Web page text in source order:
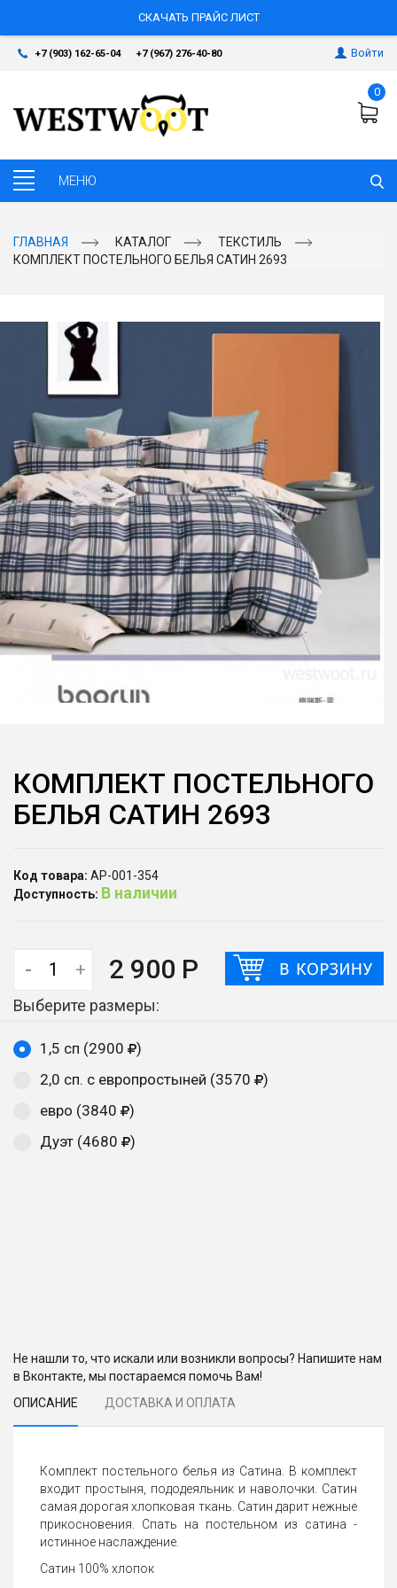
СКАЧАТЬ ПРАЙС ЛИСТ
+7 (903) 162-65-04 +7 (967) 276-40-80 Войти
0
ГЛАВНАЯ КАТАЛОГ
ТЕКСТИЛЬ
КОМПЛЕКТ ПОСТЕЛЬНОГО БЕЛЬЯ САТИН 2693
КОМПЛЕКТ ПОСТЕЛЬНОГО
БЕЛЬЯ САТИН 2693
Код товара: АР-001-354
Доступность: В наличии
- + 2 900 Р
Выберите размеры:
1,5 сп (2900
)
2,0 сп. с европростыней (3570
)
евро (3840
)
Дуэт (4680
)
Не нашли то, что искали или возникли вопросы? Напишите нам
в Вконтакте, мы постараемся помочь Вам!
ОПИСАНИЕ
ДОСТАВКА И ОПЛАТА
Комплект постельного белья из Сатина. В комплект
входит простыня, пододеяльник и наволочки. Сатин
самая дорогая хлопковая ткань. Сатин дарит нежные
прикосновения. Спать на постельном из сатина -
истинное наслаждение.
Сатин 100% хлопок